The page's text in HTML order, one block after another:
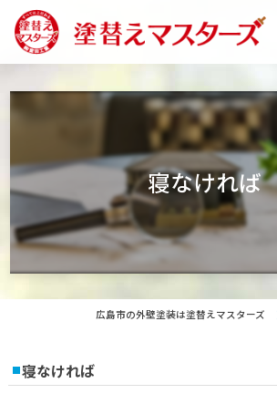
寝なければ
広島市の外壁塗装は塗替えマスターズ
寝なければ